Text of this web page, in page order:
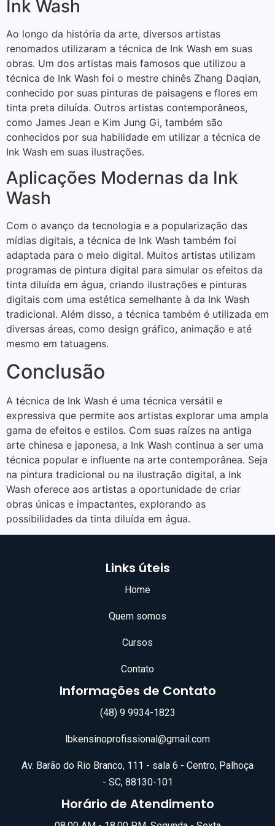
Ink Wash
Ao longo da história da arte, diversos artistas
renomados utilizaram a técnica de Ink Wash em suas
obras. Um dos artistas mais famosos que utilizou a
técnica de Ink Wash foi o mestre chinês Zhang Daqian,
conhecido por suas pinturas de paisagens e flores em
tinta preta diluída. Outros artistas contemporâneos,
como James Jean e Kim Jung Gi, também são
conhecidos por sua habilidade em utilizar a técnica de
Ink Wash em suas ilustrações.
Aplicações Modernas da Ink
Wash
Com o avanço da tecnologia e a popularização das
mídias digitais, a técnica de Ink Wash também foi
adaptada para o meio digital. Muitos artistas utilizam
programas de pintura digital para simular os efeitos da
tinta diluída em água, criando ilustrações e pinturas
digitais com uma estética semelhante à da Ink Wash
tradicional. Além disso, a técnica também é utilizada em
diversas áreas, como design gráfico, animação e até
mesmo em tatuagens.
Conclusão
A técnica de Ink Wash é uma técnica versátil e
expressiva que permite aos artistas explorar uma ampla
gama de efeitos e estilos. Com suas raízes na antiga
arte chinesa e japonesa, a Ink Wash continua a ser uma
técnica popular e influente na arte contemporânea. Seja
na pintura tradicional ou na ilustração digital, a Ink
Wash oferece aos artistas a oportunidade de criar
obras únicas e impactantes, explorando as
possibilidades da tinta diluída em água.
Links úteis
Home
Quem somos
Cursos
Contato
Informações de Contato
(48) 9 9934-1823
lbkensinoprofissional@gmail.com
Av. Barão do Rio Branco, 111 - sala 6 - Centro, Palhoça
- SC, 88130-101
Horário de Atendimento